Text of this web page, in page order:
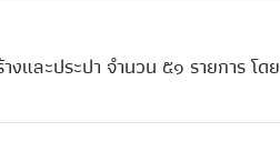
และประปา จำนวน ๕๑ รายการ โดย